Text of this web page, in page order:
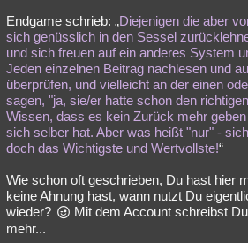
Endgame schrieb: „Diejenigen die aber
sich genüsslich in den Sessel
und sich freuen auf ein anderes System
Jeden einzelnen Beitrag nachlesen und
überprüfen, und vielleicht an der einen
sagen, "ja, sie/er hatte schon den
Wissen, dass es kein Zurück mehr
sich selber hat. Aber was heißt "nur" -
doch das Wichtigste und Wertvollste!“
Wie schon oft geschrieben, Du hast hier
keine Ahnung hast, wann nutzt Du
wieder?
Mit dem Account schreibst
mehr...